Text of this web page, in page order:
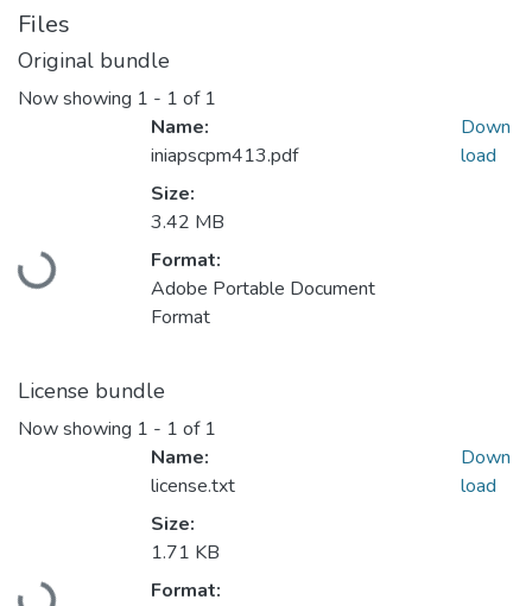
Files
Original bundle
Now showing 1 - 1 of 1
Loading...
Name:
iniapscpm413.pdf
Size:
3.42 MB
Format:
Adobe Portable Document
Format
Down
load
License bundle
Now showing 1 - 1 of 1
Loading...
Name:
license.txt
Size:
1.71 KB
Format:
Down
load